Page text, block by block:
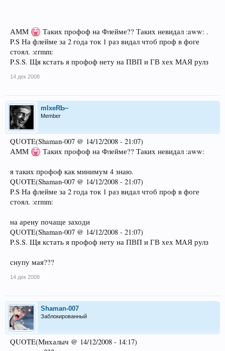
АММ
Таких профоф на Флейме?? Таких невидал :aww: .
P.S На флейме за 2 года ток 1 раз видал чтоб проф в фоге
стоял. :ermm:
P.S.S. Щя кстать я профоф нету на ПВП и ГВ хех МАЯ рулз
14 дек 2008
mIxeRЬ~
Member
QUOTE(Shaman-007 @ 14/12/2008 - 21:07)
АММ
Таких профоф на Флейме?? Таких невидал :aww:
я таких профоф как минимум 4 знаю.
QUOTE(Shaman-007 @ 14/12/2008 - 21:07)
P.S На флейме за 2 года ток 1 раз видал чтоб проф в фоге
стоял. :ermm:
на арену почаще заходи
QUOTE(Shaman-007 @ 14/12/2008 - 21:07)
P.S.S. Щя кстать я профоф нету на ПВП и ГВ хех МАЯ рулз
снупу мая???
14 дек 2008
Shaman-007
Заблокированный
QUOTE(Михалыч @ 14/12/2008 - 14:17)